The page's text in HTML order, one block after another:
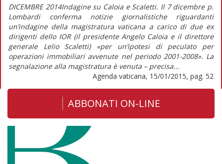
DICEMBRE 2014Indagine su Caloia e Scaletti. Il 7 dicembre p.
Lombardi conferma notizie giornalistiche riguardanti
un’indagine della magistratura vaticana a carico di due ex
dirigenti dello IOR (il presidente Angelo Caloia e il direttore
generale Lelio Scaletti) «per un’ipotesi di peculato per
operazioni immobiliari avvenute nel periodo 2001-2008». La
segnalazione alla magistratura è venuta – precisa...
Agenda vaticana, 15/01/2015, pag. 52
ABBONATI ON-LINE